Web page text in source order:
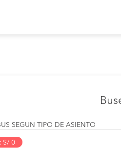
SEGUN TIPO DE ASIENTO
S/ 0